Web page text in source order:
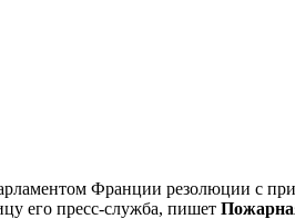
Франции резолюции с
его пресс-служба, пишет